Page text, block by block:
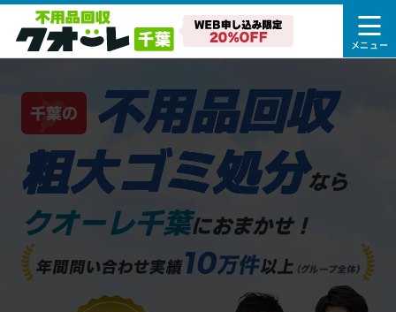
千葉の
不用品回収
粗大ゴミ処分なら
クオーレ千葉におまかせ！